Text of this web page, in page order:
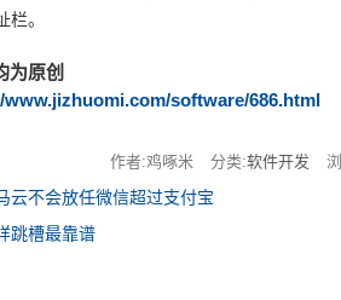
。
为原创
www.jizhuomi.com/software/686.html
作者:鸡啄米
分类:软件开发
云不会放任微信超过支付宝
跳槽最靠谱